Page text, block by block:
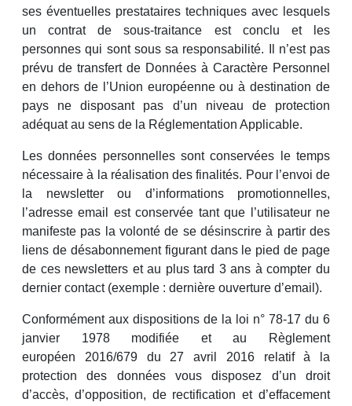
ses éventuelles prestataires techniques avec lesquels
un contrat de sous-traitance est conclu et les
personnes qui sont sous sa responsabilité. Il n’est pas
prévu de transfert de Données à Caractère Personnel
en dehors de l’Union européenne ou à destination de
pays ne disposant pas d’un niveau de protection
adéquat au sens de la Réglementation Applicable.
Les données personnelles sont conservées le temps
nécessaire à la réalisation des finalités. Pour l’envoi de
la newsletter ou d’informations promotionnelles,
l’adresse email est conservée tant que l’utilisateur ne
manifeste pas la volonté de se désinscrire à partir des
liens de désabonnement figurant dans le pied de page
de ces newsletters et au plus tard 3 ans à compter du
dernier contact (exemple : dernière ouverture d’email).
Conformément aux dispositions de la loi n° 78-17 du 6
janvier 1978 modifiée et au Règlement
européen 2016/679 du 27 avril 2016 relatif à la
protection des données vous disposez d’un droit
d’accès, d’opposition, de rectification et d’effacement